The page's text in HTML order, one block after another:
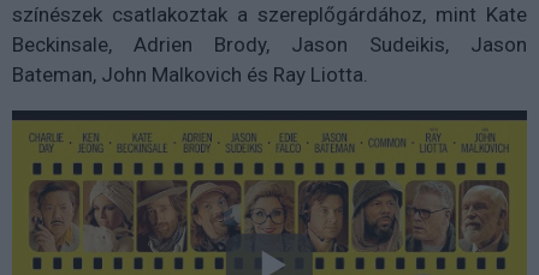
színészek csatlakoztak a szereplőgárdához, mint Kate
Beckinsale, Adrien Brody, Jason Sudeikis, Jason
Bateman, John Malkovich és Ray Liotta.